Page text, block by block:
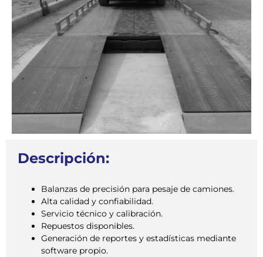
Descripción:
Balanzas de precisión para pesaje de camiones.
Alta calidad y confiabilidad.
Servicio técnico y calibración.
Repuestos disponibles.
Generación de reportes y estadísticas mediante
software propio.